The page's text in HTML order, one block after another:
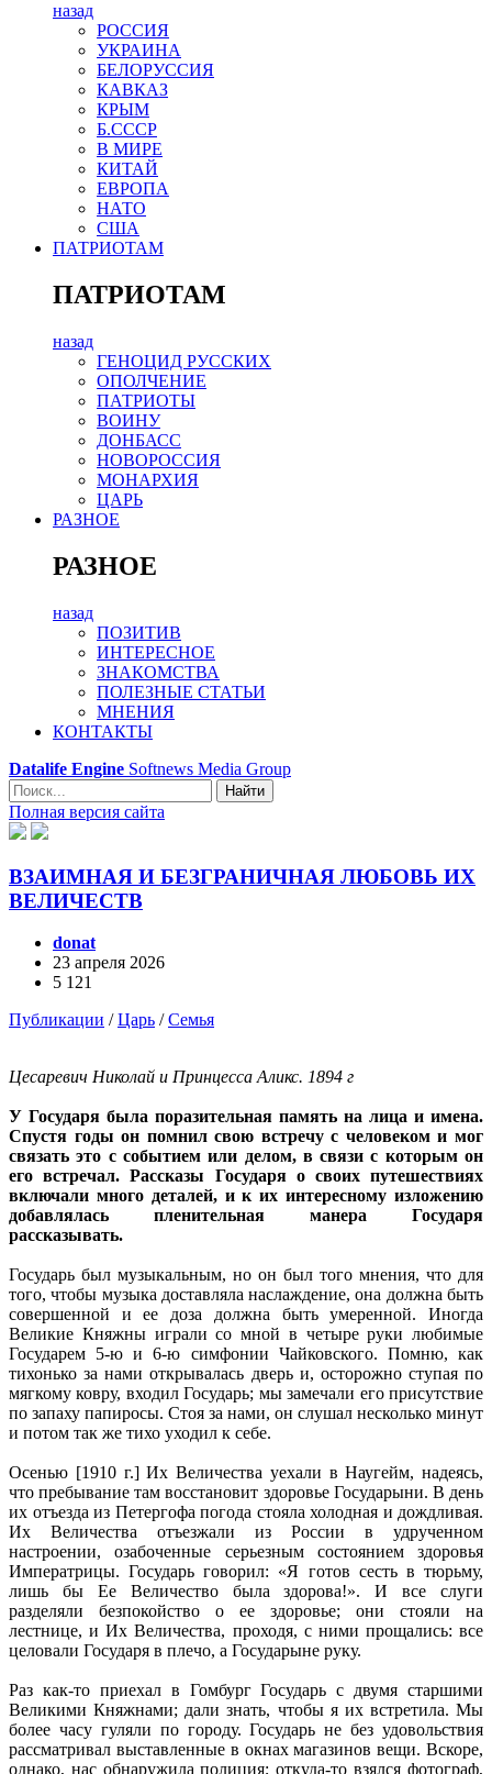
назад
РОСCИЯ
УКРАИНА
БЕЛОРУССИЯ
КАВКАЗ
КРЫМ
Б.СССР
В МИРЕ
КИТАЙ
ЕВРОПА
НАТО
США
ПАТРИОТАМ
ПАТРИОТАМ
назад
ГЕНОЦИД РУССКИХ
ОПОЛЧЕНИЕ
ПАТРИОТЫ
ВОИНУ
ДОНБАСС
НОВОРОССИЯ
МОНАРХИЯ
ЦАРЬ
РАЗНОЕ
РАЗНОЕ
назад
ПОЗИТИВ
ИНТЕРЕСНОЕ
ЗНАКОМСТВА
ПОЛЕЗНЫЕ СТАТЬИ
МНЕНИЯ
КОНТАКТЫ
Datalife Engine Softnews Media Group
Найти
Полная версия сайта
ВЗАИМНАЯ И БЕЗГРАНИЧНАЯ ЛЮБОВЬ ИХ
ВЕЛИЧЕСТВ
donat
23 апреля 2026
5 121
Публикации /Царь /Семья
Цесаревич Николай и Принцесса Аликс. 1894 г
У Государя была поразительная память на лица и имена.
Спустя годы он помнил свою встречу с человеком и мог
связать это с событием или делом, в связи с которым он
его встречал. Рассказы Государя о своих путешествиях
включали много деталей, и к их интересному изложению
добавлялась пленительная манера Государя
рассказывать.
Государь был музыкальным, но он был того мнения, что для
того, чтобы музыка доставляла наслаждение, она должна быть
совершенной и ее доза должна быть умеренной. Иногда
Великие Княжны играли со мной в четыре руки любимые
Государем 5-ю и 6-ю симфонии Чайковского. Помню, как
тихонько за нами открывалась дверь и, осторожно ступая по
мягкому ковру, входил Государь; мы замечали его присутствие
по запаху папиросы. Стоя за нами, он слушал несколько минут
и потом так же тихо уходил к себе.
Осенью [1910 г.] Их Величества уехали в Наугейм, надеясь,
что пребывание там восстановит здоровье Государыни. В день
их отъезда из Петергофа погода стояла холодная и дождливая.
Их Величества отъезжали из России в удрученном
настроении, озабоченные серьезным состоянием здоровья
Императрицы. Государь говорил: «Я готов сесть в тюрьму,
лишь бы Ее Величество была здорова!». И все слуги
разделяли безпокойство о ее здоровье; они стояли на
лестнице, и Их Величества, проходя, с ними прощались: все
целовали Государя в плечо, а Государыне руку.
Раз как-то приехал в Гомбург Государь с двумя старшими
Великими Княжнами; дали знать, чтобы я их встретила. Мы
более часу гуляли по городу. Государь не без удовольствия
рассматривал выставленные в окнах магазинов вещи. Вскоре,
однако, нас обнаружила полиция; откуда-то взялся фотограф,